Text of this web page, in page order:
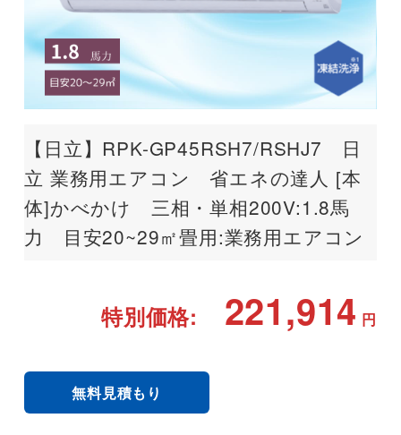
【日立】RPK-GP45RSH7/RSHJ7 日
立 業務用エアコン 省エネの達人 [本
体]かべかけ 三相・単相200V:1.8馬
力 目安20~29㎡畳用:業務用エアコン
特別価格: 221,914 円
無料見積もり